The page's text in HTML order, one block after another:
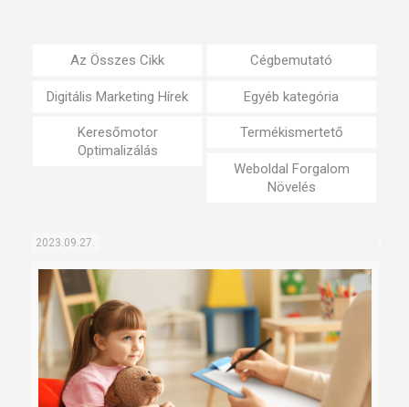
Az Összes Cikk Cégbemutató
Digitális Marketing Hírek Egyéb kategória
Keresőmotor
Optimalizálás
Termékismertető
Weboldal Forgalom
Növelés
2023.09.27.